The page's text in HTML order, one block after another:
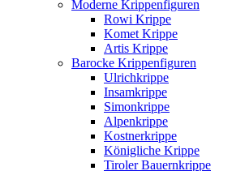
Moderne Krippenfiguren
Rowi Krippe
Komet Krippe
Artis Krippe
Barocke Krippenfiguren
Ulrichkrippe
Insamkrippe
Simonkrippe
Alpenkrippe
Kostnerkrippe
Königliche Krippe
Tiroler Bauernkrippe